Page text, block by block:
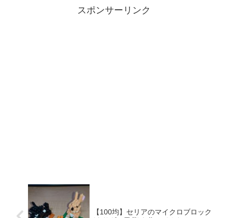
スポンサーリンク
【100均】セリアのマイクロブロック